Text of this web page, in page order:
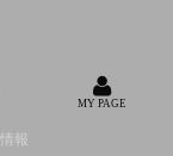
報
MY PAGE